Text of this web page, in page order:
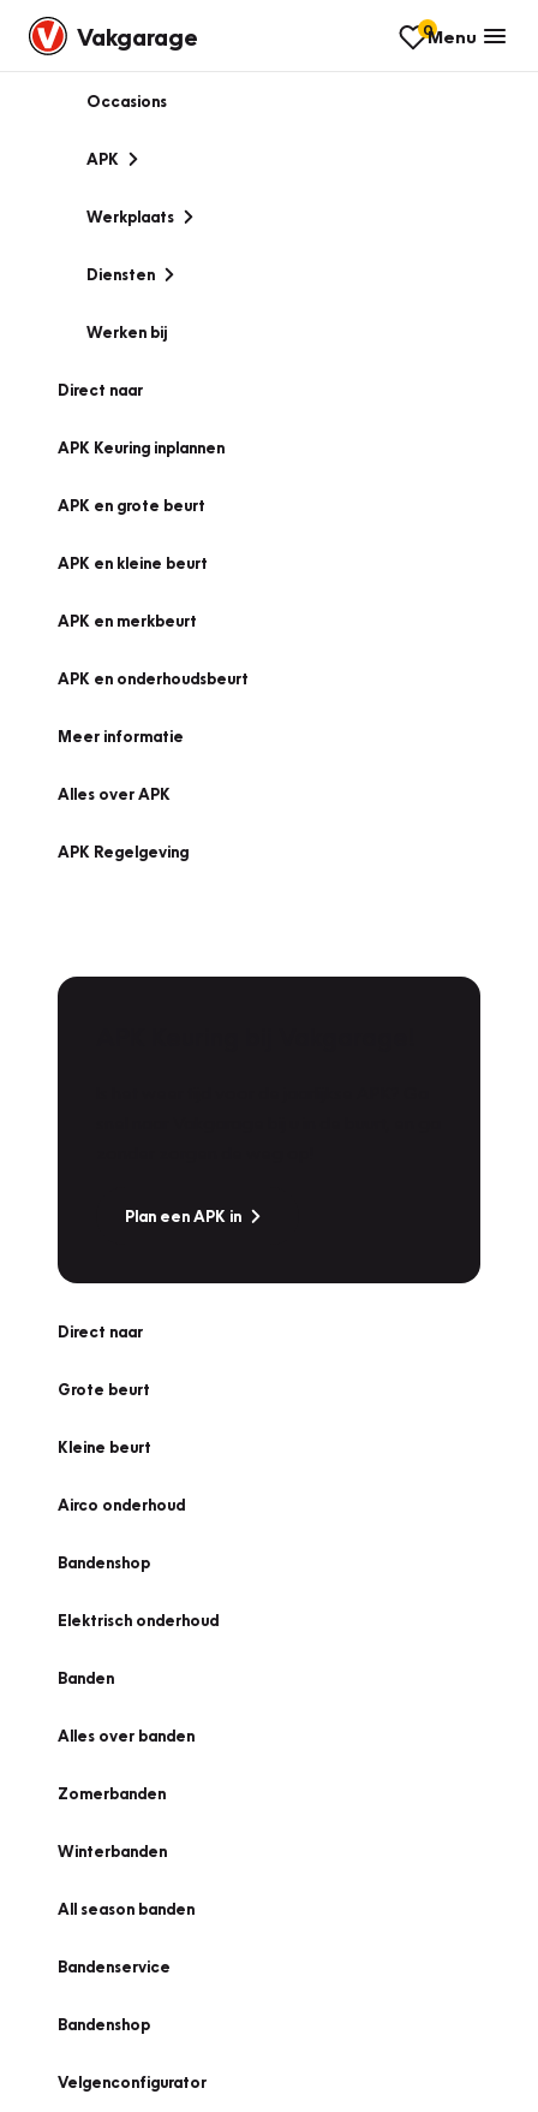
Vakgarage 0Menu
Occasions
APK
Werkplaats
Diensten
Werken bij
Direct naar
APK Keuring inplannen
APK en grote beurt
APK en kleine beurt
APK en merkbeurt
APK en onderhoudsbeurt
Meer informatie
Alles over APK
APK Regelgeving
Plan een APK in
Direct naar
Grote beurt
Kleine beurt
Airco onderhoud
Bandenshop
Elektrisch onderhoud
Banden
Alles over banden
Zomerbanden
Winterbanden
All season banden
Bandenservice
Bandenshop
Velgenconfigurator